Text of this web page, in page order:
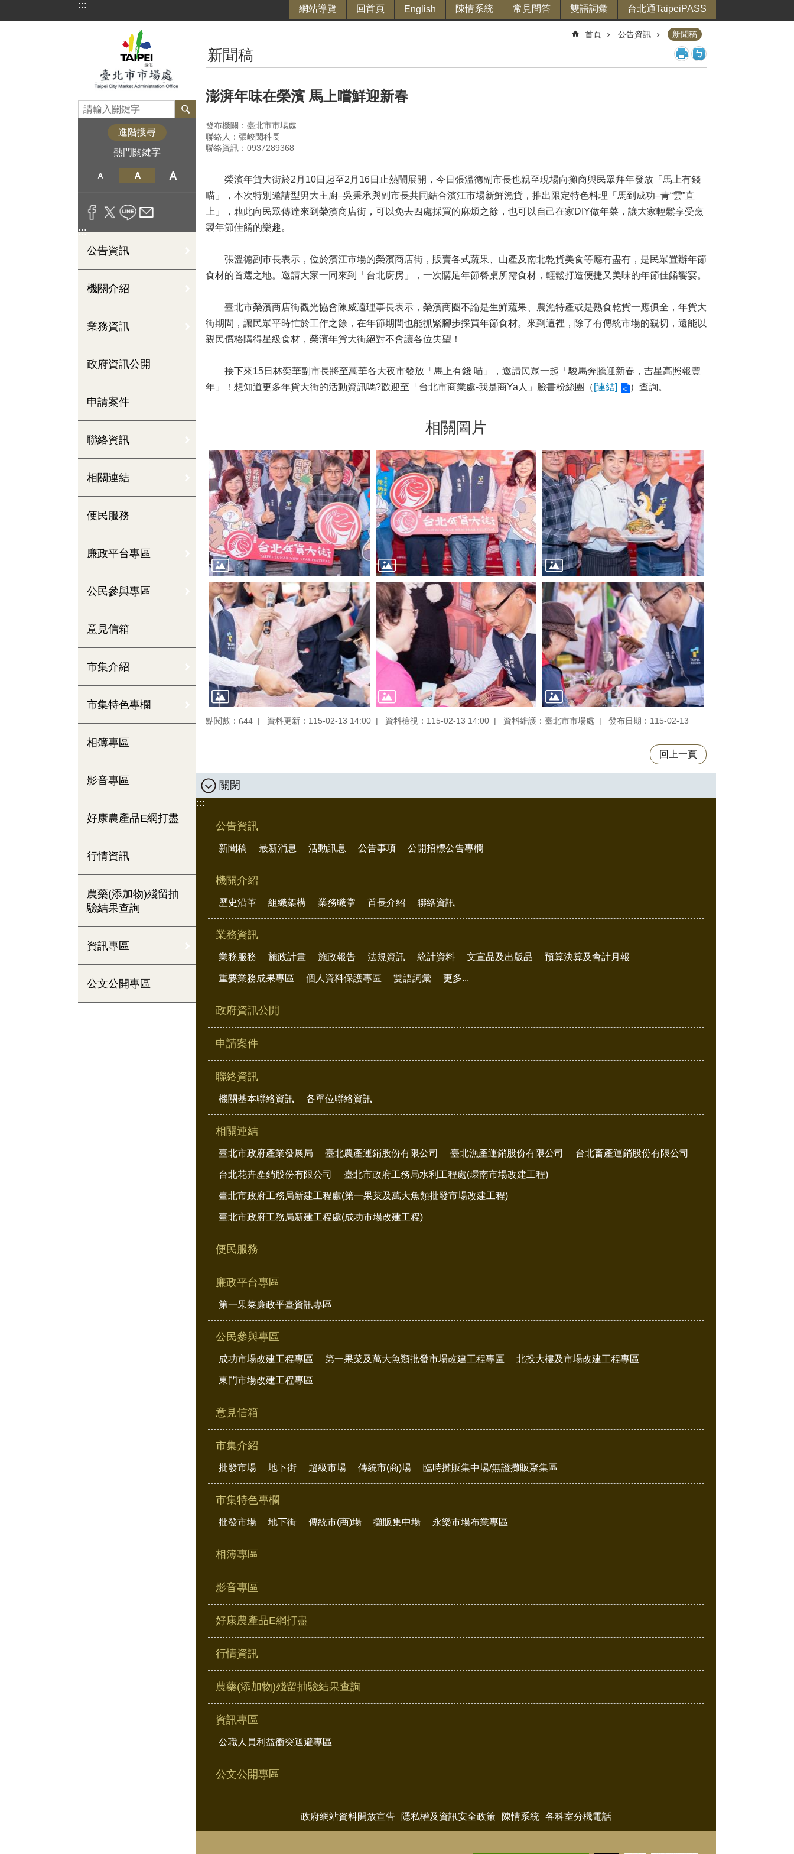
跳到主要內容區塊
::: 網站導覽 回首頁 English 陳情系統 常見問答 雙語詞彙 台北通TaipeiPASS
進階搜尋
熱門關鍵字
:::
公告資訊
機關介紹
業務資訊
政府資訊公開
申請案件
聯絡資訊
相關連結
便民服務
廉政平台專區
公民參與專區
意見信箱
市集介紹
市集特色專欄
相簿專區
影音專區
好康農產品E網打盡
行情資訊
農藥(添加物)殘留抽
驗結果查詢
資訊專區
公文公開專區
首頁 公告資訊 新聞稿
新聞稿
澎湃年味在榮濱 馬上嚐鮮迎新春
發布機關：臺北市市場處
聯絡人：張峻閔科長
聯絡資訊：0937289368
榮濱年貨大街於2月10日起至2月16日止熱鬧展開，今日張溫德副市長也親至現場向攤商與民眾拜年發放「馬上有錢
喵」，本次特別邀請型男大主廚–吳秉承與副市長共同結合濱江市場新鮮漁貨，推出限定特色料理「馬到成功–青“雲”直
上」，藉此向民眾傳達來到榮濱商店街，可以免去四處採買的麻煩之餘，也可以自己在家DIY做年菜，讓大家輕鬆享受烹
製年節佳餚的樂趣。
張溫德副市長表示，位於濱江市場的榮濱商店街，販賣各式蔬果、山產及南北乾貨美食等應有盡有，是民眾置辦年節
食材的首選之地。邀請大家一同來到「台北廚房」，一次購足年節餐桌所需食材，輕鬆打造便捷又美味的年節佳餚饗宴。
臺北市榮濱商店街觀光協會陳威遠理事長表示，榮濱商圈不論是生鮮蔬果、農漁特產或是熟食乾貨一應俱全，年貨大
街期間，讓民眾平時忙於工作之餘，在年節期間也能抓緊腳步採買年節食材。來到這裡，除了有傳統市場的親切，還能以
親民價格購得星級食材，榮濱年貨大街絕對不會讓各位失望！
接下來15日林奕華副市長將至萬華各大夜市發放「馬上有錢 喵」，邀請民眾一起「駿馬奔騰迎新春，吉星高照報豐
年」！想知道更多年貨大街的活動資訊嗎?歡迎至「台北市商業處-我是商Ya人」臉書粉絲團（ [連結] ）查詢。
相關圖片
點閱數： 644 資料更新：115-02-13 14:00 資料檢視：115-02-13 14:00 資料維護：臺北市市場處 發布日期：115-02-13
回上一頁
關閉
:::
公告資訊
新聞稿 最新消息 活動訊息 公告事項 公開招標公告專欄
機關介紹
歷史沿革 組織架構 業務職掌 首長介紹 聯絡資訊
業務資訊
業務服務 施政計畫 施政報告 法規資訊 統計資料 文宣品及出版品 預算決算及會計月報
重要業務成果專區 個人資料保護專區 雙語詞彙 更多...
政府資訊公開
申請案件
聯絡資訊
機關基本聯絡資訊 各單位聯絡資訊
相關連結
臺北市政府產業發展局 臺北農產運銷股份有限公司 臺北漁產運銷股份有限公司 台北畜產運銷股份有限公司
台北花卉產銷股份有限公司 臺北市政府工務局水利工程處(環南市場改建工程)
臺北市政府工務局新建工程處(第一果菜及萬大魚類批發市場改建工程)
臺北市政府工務局新建工程處(成功市場改建工程)
便民服務
廉政平台專區
第一果菜廉政平臺資訊專區
公民參與專區
成功市場改建工程專區 第一果菜及萬大魚類批發市場改建工程專區 北投大樓及市場改建工程專區
東門市場改建工程專區
意見信箱
市集介紹
批發市場 地下街 超級市場 傳統市(商)場 臨時攤販集中場/無證攤販聚集區
市集特色專欄
批發市場 地下街 傳統市(商)場 攤販集中場 永樂市場布業專區
相簿專區
影音專區
好康農產品E網打盡
行情資訊
農藥(添加物)殘留抽驗結果查詢
資訊專區
公職人員利益衝突迴避專區
公文公開專區
政府網站資料開放宣告 隱私權及資訊安全政策 陳情系統 各科室分機電話